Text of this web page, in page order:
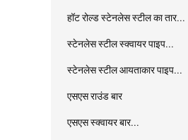
हॉट रोल्ड स्टेनलेस स्टील का तार...
स्टेनलेस स्टील स्क्वायर पाइप...
स्टेनलेस स्टील आयताकार पाइप...
एसएस राउंड बार
एसएस स्क्वायर बार...